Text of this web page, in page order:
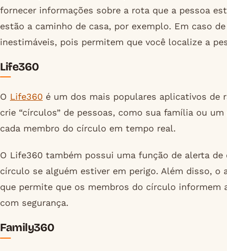
fornecer informações sobre a rota que a pessoa
estão a caminho de casa, por exemplo. Em caso
inestimáveis, pois permitem que você localize a
Life360
O Life360 é um dos mais populares aplicativos de
crie “círculos” de pessoas, como sua família ou
cada membro do círculo em tempo real.
O Life360 também possui uma função de alerta
círculo se alguém estiver em perigo. Além disso,
que permite que os membros do círculo informem
com segurança.
Family360